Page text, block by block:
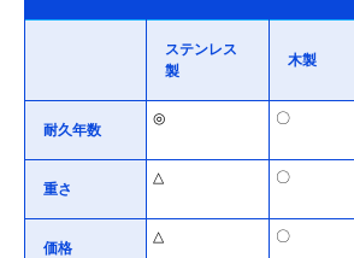
ステンレス
製
木製
耐久年数
◎ 〇
重さ
△ 〇
価格
△ 〇